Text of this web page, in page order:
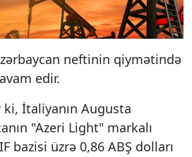
neftinin qiymətində
edir.
İtaliyanın Augusta
"Azeri Light" markalı
bazisi üzrə 0,86 ABŞ dolları